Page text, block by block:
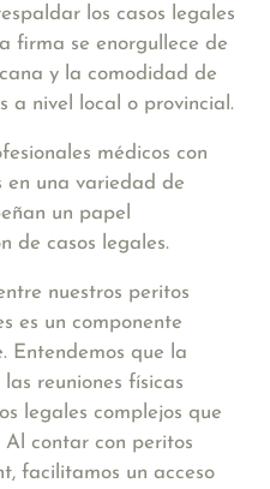
los casos legales
firma se enorgullece de
y la comodidad de
a nivel local o provincial.
médicos con
en una variedad de
un papel
de casos legales.
nuestros peritos
es un componente
Entendemos que la
reuniones físicas
legales complejos que
Al contar con peritos
facilitamos un acceso